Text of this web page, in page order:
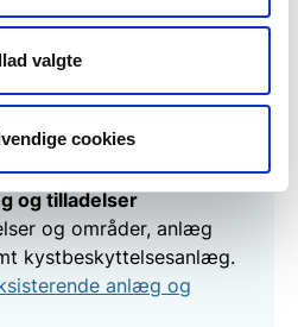
valgte
cookies
forhold i form af
forhold
og tilladelser
og områder, anlæg
kystbeskyttelsesanlæg.
anlæg og